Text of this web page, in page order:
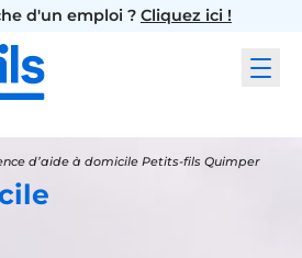
d'un emploi ? Cliquez ici !
d’aide à domicile Petits-fils Quimper